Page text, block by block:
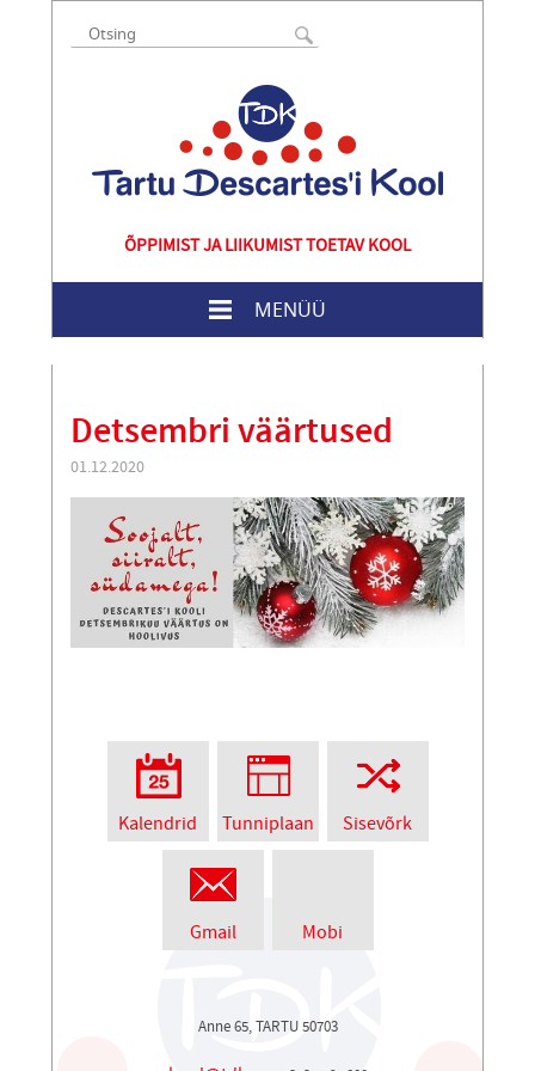
ÕPPIMIST JA LIIKUMIST TOETAV KOOL
MENÜÜ
Detsembri väärtused
01.12.2020
Kalendrid Tunniplaan Sisevõrk
Gmail Mobi
Anne 65, TARTU 50703